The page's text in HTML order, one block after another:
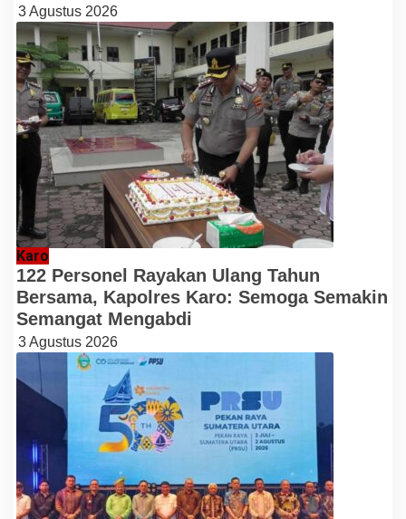
3 Agustus 2026
Karo
122 Personel Rayakan Ulang Tahun
Bersama, Kapolres Karo: Semoga Semakin
Semangat Mengabdi
3 Agustus 2026